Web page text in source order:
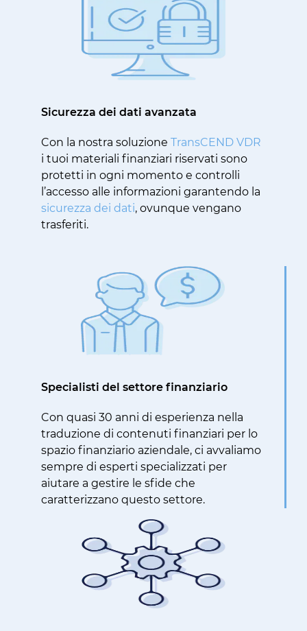
Sicurezza dei dati avanzata
Con la nostra soluzione TransCEND VDR
i tuoi materiali finanziari riservati sono
protetti in ogni momento e controlli
l’accesso alle informazioni garantendo la
sicurezza dei dati, ovunque vengano
trasferiti.
Specialisti del settore finanziario
Con quasi 30 anni di esperienza nella
traduzione di contenuti finanziari per lo
spazio finanziario aziendale, ci avvaliamo
sempre di esperti specializzati per
aiutare a gestire le sfide che
caratterizzano questo settore.